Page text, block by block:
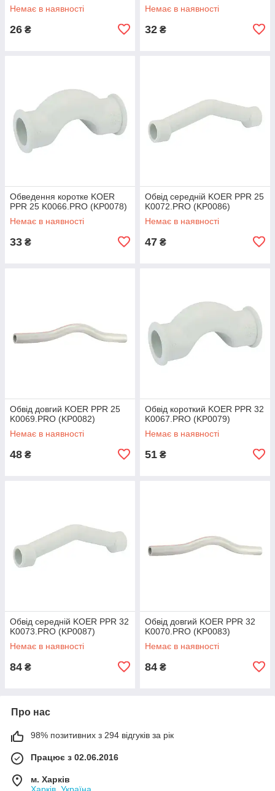
Немає в наявності
26 ₴
Немає в наявності
32 ₴
Обведення коротке KOER
PPR 25 K0066.PRO (KP0078)
Немає в наявності
33 ₴
Обвід середній KOER PPR 25
K0072.PRO (KP0086)
Немає в наявності
47 ₴
Обвід довгий KOER PPR 25
K0069.PRO (KP0082)
Немає в наявності
48 ₴
Обвід короткий KOER PPR 32
K0067.PRO (KP0079)
Немає в наявності
51 ₴
Обвід середній KOER PPR 32
K0073.PRO (KP0087)
Немає в наявності
84 ₴
Обвід довгий KOER PPR 32
K0070.PRO (KP0083)
Немає в наявності
84 ₴
Про нас
98% позитивних з 294 відгуків за рік
Працює з 02.06.2016
м. Харків
Харків, Україна